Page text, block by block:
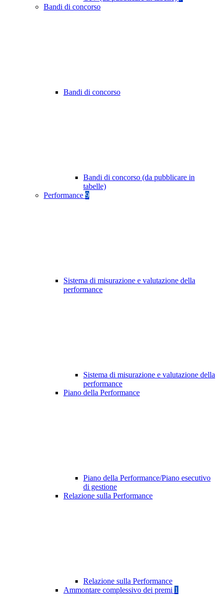
Bandi di concorso
Bandi di concorso
Bandi di concorso (da pubblicare in
tabelle)
Performance 9
Sistema di misurazione e valutazione della
performance
Sistema di misurazione e valutazione della
performance
Piano della Performance
Piano della Performance/Piano esecutivo
di gestione
Relazione sulla Performance
Relazione sulla Performance
Ammontare complessivo dei premi 1